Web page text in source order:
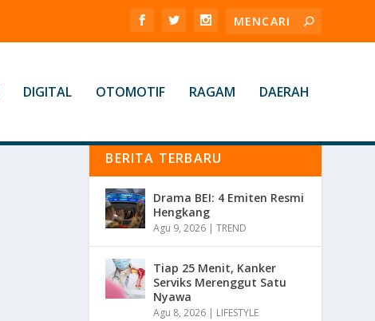
DIGITAL OTOMOTIF RAGAM DAERAH
BERITA TERBARU
Drama BEI: 4 Emiten Resmi
Hengkang
Agu 9, 2026 |TREND
Tiap 25 Menit, Kanker
Serviks Merenggut Satu
Nyawa
Agu 8, 2026 | LIFESTYLE